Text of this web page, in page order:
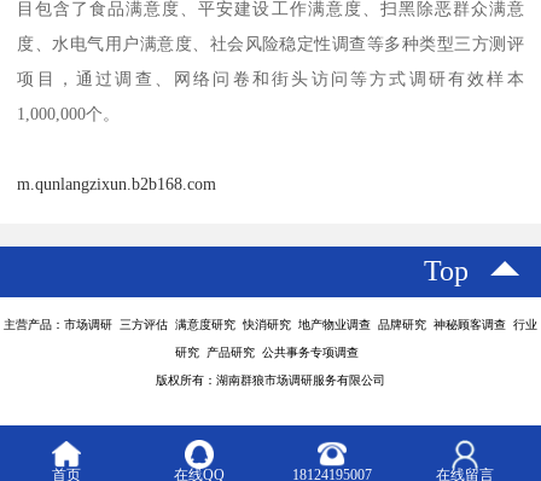
目包含了食品满意度、平安建设工作满意度、扫黑除恶群众满意
度、水电气用户满意度、社会风险稳定性调查等多种类型三方测评
项目，通过调查、网络问卷和街头访问等方式调研有效样本
1,000,000个。
m.qunlangzixun.b2b168.com
Top
主营产品：市场调研 三方评估 满意度研究 快消研究 地产物业调查 品牌研究 神秘顾客调查 行业
研究 产品研究 公共事务专项调查
版权所有：湖南群狼市场调研服务有限公司
首页 在线QQ 18124195007 在线留言